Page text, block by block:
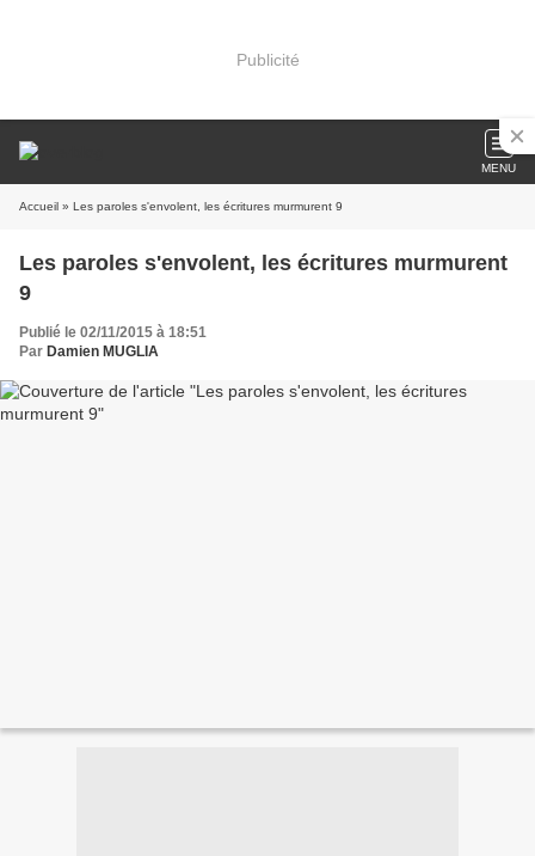
Publicité
MENU
Accueil » Les paroles s'envolent, les écritures murmurent 9
Les paroles s'envolent, les écritures murmurent
9
Publié le 02/11/2015 à 18:51
Par Damien MUGLIA